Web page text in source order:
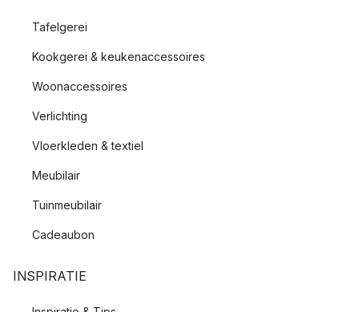
Tafelgerei
Kookgerei & keukenaccessoires
Woonaccessoires
Verlichting
Vloerkleden & textiel
Meubilair
Tuinmeubilair
Cadeaubon
INSPIRATIE